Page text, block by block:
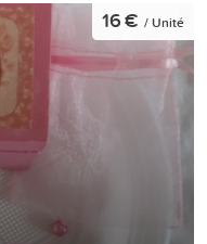
16 € / Unité